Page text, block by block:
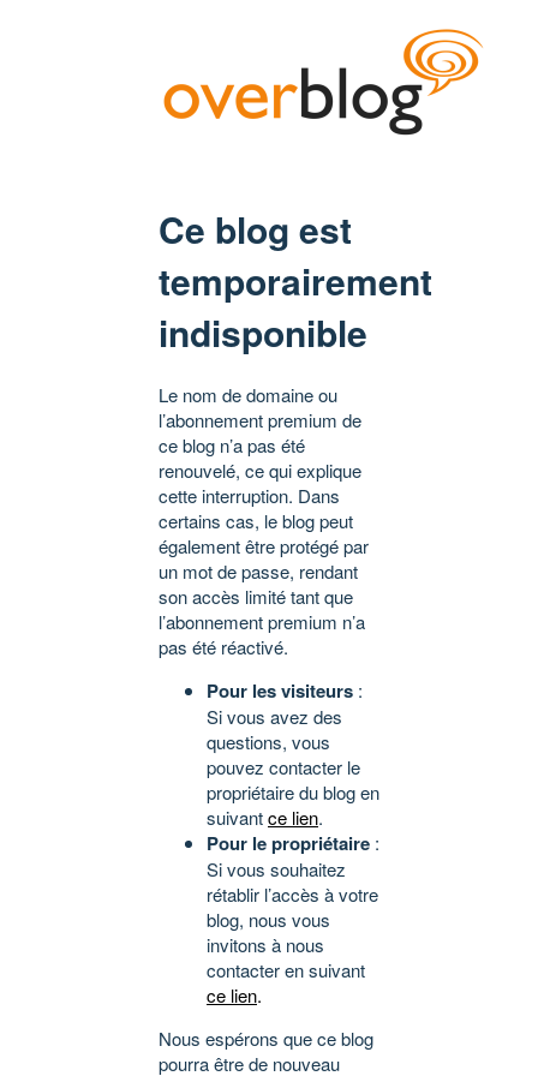
Ce blog est
temporairement
indisponible
Le nom de domaine ou
l’abonnement premium de
ce blog n’a pas été
renouvelé, ce qui explique
cette interruption. Dans
certains cas, le blog peut
également être protégé par
un mot de passe, rendant
son accès limité tant que
l’abonnement premium n’a
pas été réactivé.
Pour les visiteurs :
Si vous avez des
questions, vous
pouvez contacter le
propriétaire du blog en
suivantce lien.
Pour le propriétaire :
Si vous souhaitez
rétablir l’accès à votre
blog, nous vous
invitons à nous
contacter en suivant
ce lien.
Nous espérons que ce blog
pourra être de nouveau